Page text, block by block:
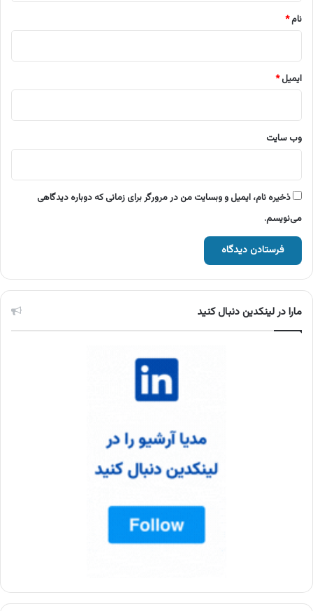
نام*
ایمیل*
وب‌ سایت
ذخیره نام، ایمیل و وبسایت من در مرورگر برای زمانی که دوباره دیدگاهی
می‌نویسم.
مارا در لینکدین دنبال کنید